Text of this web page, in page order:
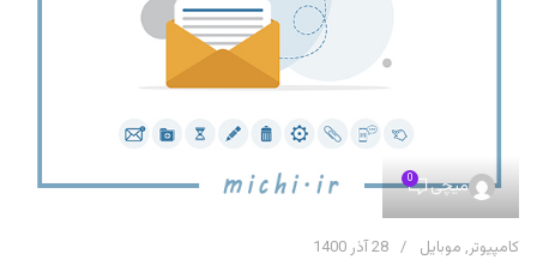
میچی 0
کامپیوتر, موبایل 28 آذر 1400